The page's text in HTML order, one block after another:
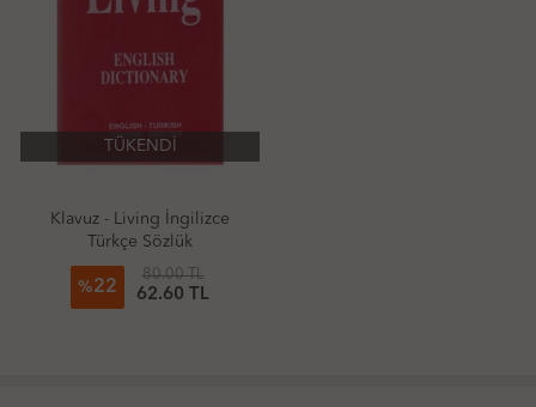
TÜKENDİ
Klavuz - Living İngilizce
Türkçe Sözlük
%22
80.00 TL
62.60 TL